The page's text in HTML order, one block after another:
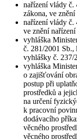
nařízení vlády č.
zákona, ve
nařízení vlády č.
ve znění
vyhláška
č. 281/2001 Sb.,
vyhlášky č. 237/
vyhláška
o zajišťování
postup při
prostředků a
na určení
k pracovní
dodávacího
věcného
věcného